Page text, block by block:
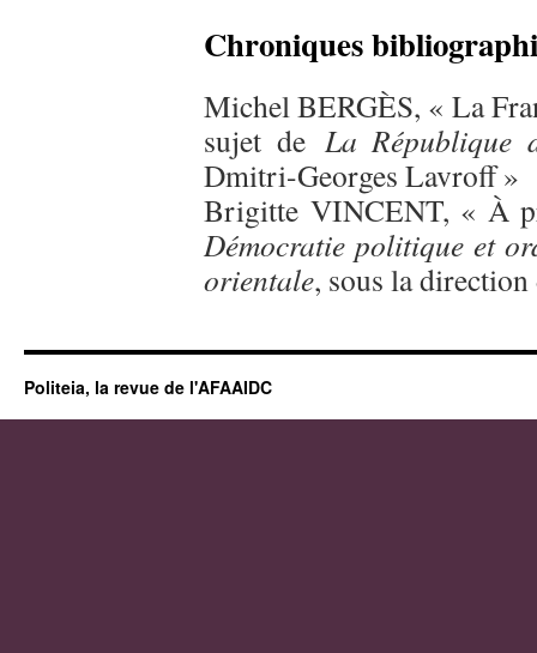
Chroniques
Michel BERGÈS, « La
sujet de La République
Dmitri-Georges Lavroff »
Brigitte VINCENT, « À
Démocratie politique et
orientale, sous la
Politeia, la revue de l'AFAAIDC